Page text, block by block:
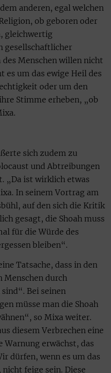
anderen, egal welchen
ob geboren oder
gleichwertig
gesellschaftlicher
Menschen willen nicht
es um das ewige Heil des
oder um den
Stimme erheben, „ob
sich zudem zu
und Abtreibungen
„Da ist wirklich etwas
In seinem Vortrag am
auf den sich die Kritik
gesagt, die Shoah muss
für die Würde des
bleiben“.
Tatsache, dass in den
Menschen durch
Bei seinen
müsse man die Shoah
so Mixa weiter.
diesem Verbrechen eine
Warnung erwächst, das
dürfen, wenn es um das
feige sein. Diese